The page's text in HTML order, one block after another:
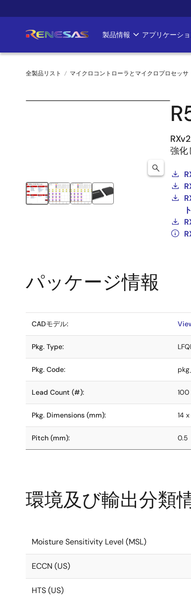
イ
ン
Main
製品情報 アプリケーシ
パ
全製品リスト マイクロコントローラとマイクロプロセッサ
強化
パッケージ情報
CADモデル:
Pkg. Type:
Pkg. Code:
Lead Count (#): 100
Pkg. Dimensions (mm): 14 x
Pitch (mm): 0.5
環境及び輸出分類
Moisture Sensitivity Level (MSL)
ECCN (US)
HTS (US)